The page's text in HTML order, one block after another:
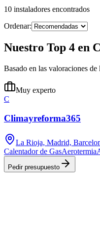
10 instaladores encontrados
Ordenar:
Nuestro Top 4 en
Basado en las valoraciones
Muy experto
C
Climayreforma365
La Rioja, Madrid,
Calentador de GasAerotermia
Pedir presupuesto